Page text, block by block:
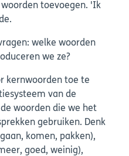
toevoegen. 'Ik
welke woorden
we ze?
kernwoorden toe te
van de
woorden die we het
gebruiken. Denk
komen, pakken),
goed, weinig),